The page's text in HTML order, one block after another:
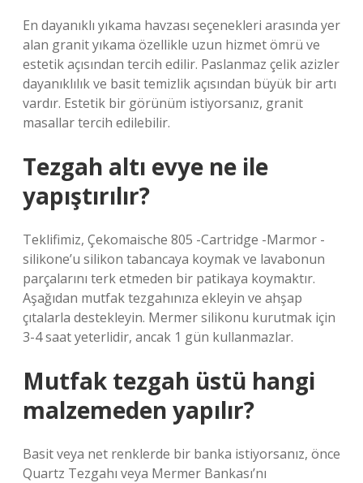
En dayanıklı yıkama havzası seçenekleri arasında yer
alan granit yıkama özellikle uzun hizmet ömrü ve
estetik açısından tercih edilir. Paslanmaz çelik azizler
dayanıklılık ve basit temizlik açısından büyük bir artı
vardır. Estetik bir görünüm istiyorsanız, granit
masallar tercih edilebilir.
Tezgah altı evye ne ile
yapıştırılır?
Teklifimiz, Çekomaische 805 -Cartridge -Marmor -
silikone’u silikon tabancaya koymak ve lavabonun
parçalarını terk etmeden bir patikaya koymaktır.
Aşağıdan mutfak tezgahınıza ekleyin ve ahşap
çıtalarla destekleyin. Mermer silikonu kurutmak için
3-4 saat yeterlidir, ancak 1 gün kullanmazlar.
Mutfak tezgah üstü hangi
malzemeden yapılır?
Basit veya net renklerde bir banka istiyorsanız, önce
Quartz Tezgahı veya Mermer Bankası’nı